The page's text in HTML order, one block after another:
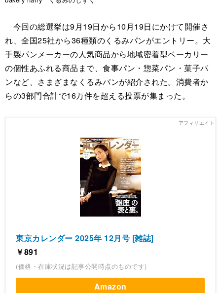
今回の総選挙は9月19日から10月19日にかけて開催さ
れ、全国25社から36種類のくるみパンがエントリー。大
手製パンメーカーの人気商品から地域密着型ベーカリー
の個性あふれる商品まで、食事パン・惣菜パン・菓子パ
ンなど、さまざまなくるみパンが紹介された。消費者か
らの3部門合計で16万件を超える投票が集まった。
東京カレンダー 2025年 12月号 [雑誌]
￥891
(価格・在庫状況は記事公開時点のものです)
Amazon